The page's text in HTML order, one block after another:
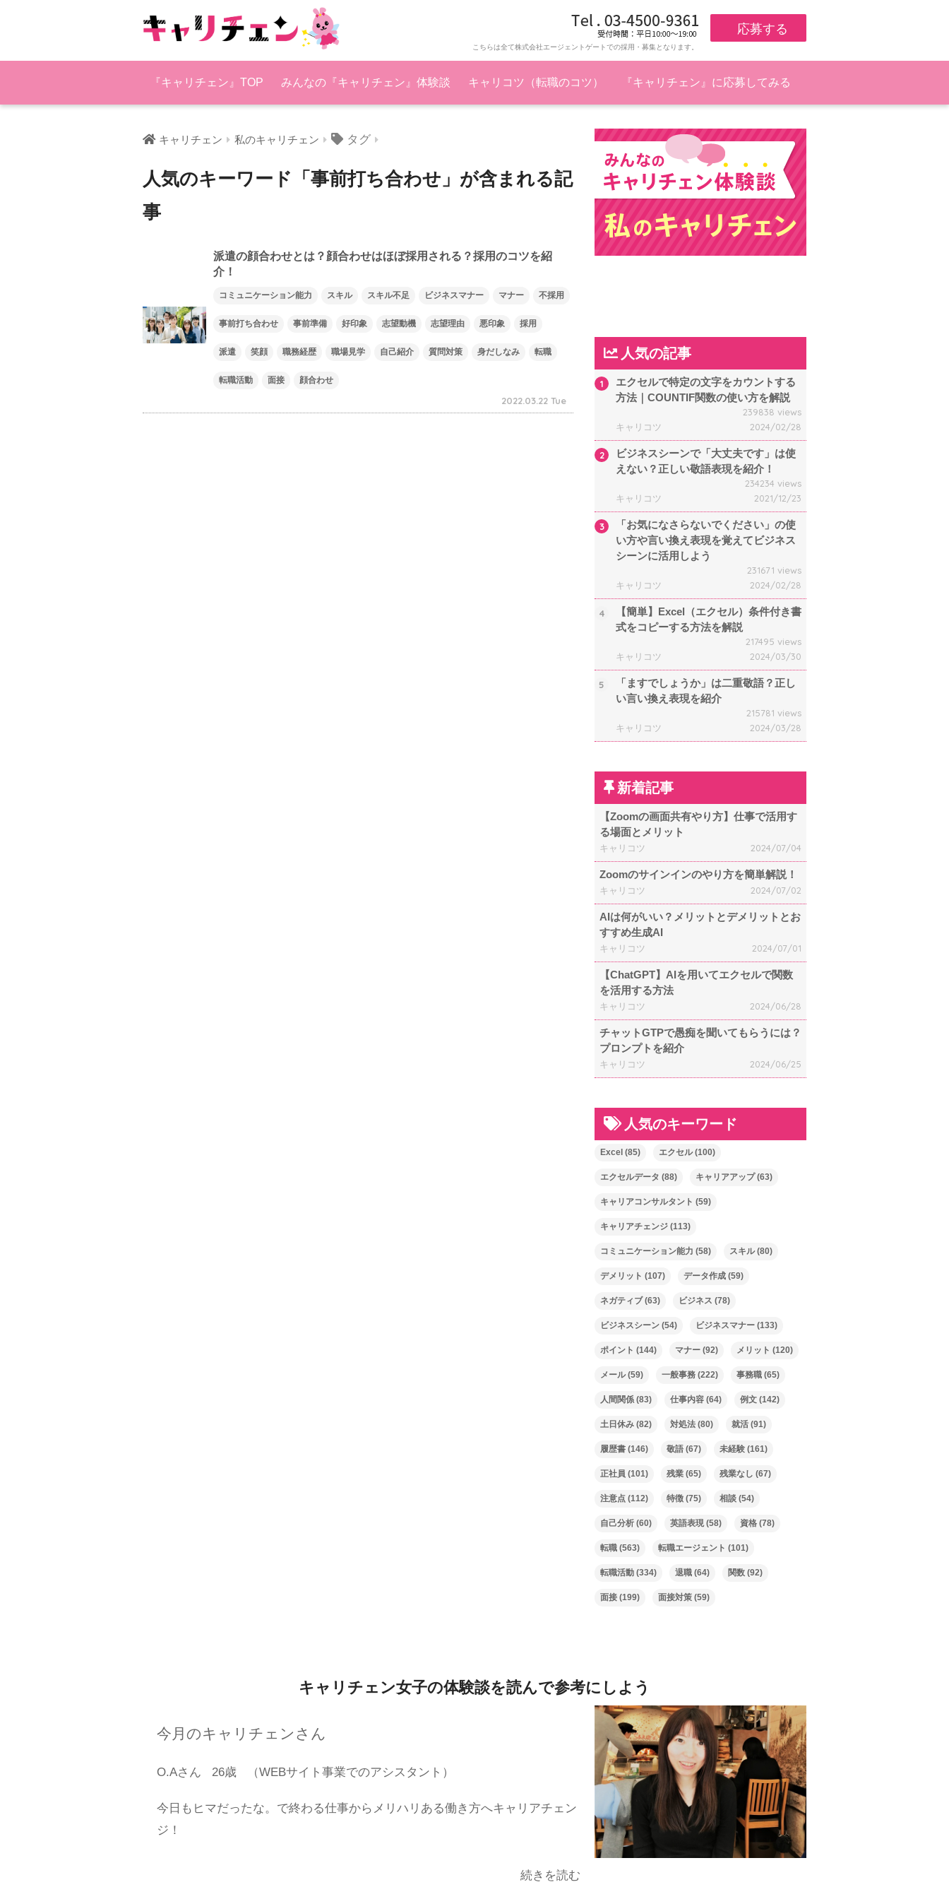
応募する
こちらは全て株式会社エージェントゲートでの採用・募集となります。
『キャリチェン』TOP みんなの『キャリチェン』体験談 キャリコツ（転職のコツ） 『キャリチェン』に応募してみる
キャリチェン 私のキャリチェン タグ
人気のキーワード「事前打ち合わせ」が含まれる記
事
派遣の顔合わせとは？顔合わせはほぼ採用される？採用のコツを紹
介！
コミュニケーション能力 スキル スキル不足 ビジネスマナー マナー 不採用
事前打ち合わせ 事前準備 好印象 志望動機 志望理由 悪印象 採用
派遣 笑顔 職務経歴 職場見学 自己紹介 質問対策 身だしなみ 転職
転職活動 面接 顔合わせ
2022.03.22 Tue
人気の記事
1
エクセルで特定の文字をカウントする
方法｜COUNTIF関数の使い方を解説
239838 views
キャリコツ
2024/02/28
2
ビジネスシーンで「大丈夫です」は使
えない？正しい敬語表現を紹介！
234234 views
キャリコツ
2021/12/23
3
「お気になさらないでください」の使
い方や言い換え表現を覚えてビジネス
シーンに活用しよう
231671 views
キャリコツ
2024/02/28
4
【簡単】Excel（エクセル）条件付き書
式をコピーする方法を解説
217495 views
キャリコツ
2024/03/30
5
「ますでしょうか」は二重敬語？正し
い言い換え表現を紹介
215781 views
キャリコツ
2024/03/28
新着記事
【Zoomの画面共有やり方】仕事で活用す
る場面とメリット
キャリコツ 2024/07/04
Zoomのサインインのやり方を簡単解説！
キャリコツ 2024/07/02
AIは何がいい？メリットとデメリットとお
すすめ生成AI
キャリコツ 2024/07/01
【ChatGPT】AIを用いてエクセルで関数
を活用する方法
キャリコツ 2024/06/28
チャットGTPで愚痴を聞いてもらうには？
プロンプトを紹介
キャリコツ 2024/06/25
人気のキーワード
Excel (85) エクセル(100)
エクセルデータ (88) キャリアアップ(63)
キャリアコンサルタント (59)
キャリアチェンジ (113)
コミュニケーション能力 (58) スキル(80)
デメリット (107) データ作成 (59)
ネガティブ(63) ビジネス (78)
ビジネスシーン (54) ビジネスマナー (133)
ポイント (144) マナー (92) メリット (120)
メール(59) 一般事務 (222) 事務職 (65)
人間関係 (83) 仕事内容 (64) 例文 (142)
土日休み (82) 対処法 (80) 就活 (91)
履歴書 (146) 敬語 (67) 未経験 (161)
正社員 (101) 残業 (65) 残業なし (67)
注意点 (112) 特徴 (75) 相談 (54)
自己分析 (60) 英語表現(58) 資格 (78)
転職 (563) 転職エージェント (101)
転職活動 (334) 退職 (64) 関数 (92)
面接 (199) 面接対策 (59)
キャリチェン女子の体験談を読んで参考にしよう
今月のキャリチェンさん
O.Aさん 26歳 （WEBサイト事業でのアシスタント）
今日もヒマだったな。で終わる仕事からメリハリある働き方へキャリアチェン
ジ！
続きを読む